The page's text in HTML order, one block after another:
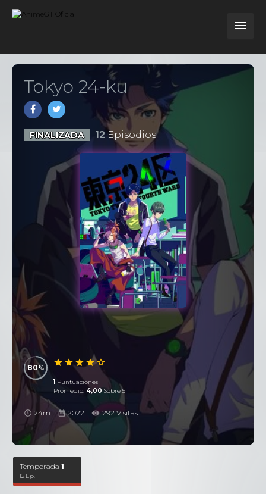
Tokyo 24-ku
FINALIZADA 12 Episodios
80
1 Puntuaciones
Promedio: 4,00 Sobre 5
24m 2022 292 Visitas
Temporada1
12 Ep.